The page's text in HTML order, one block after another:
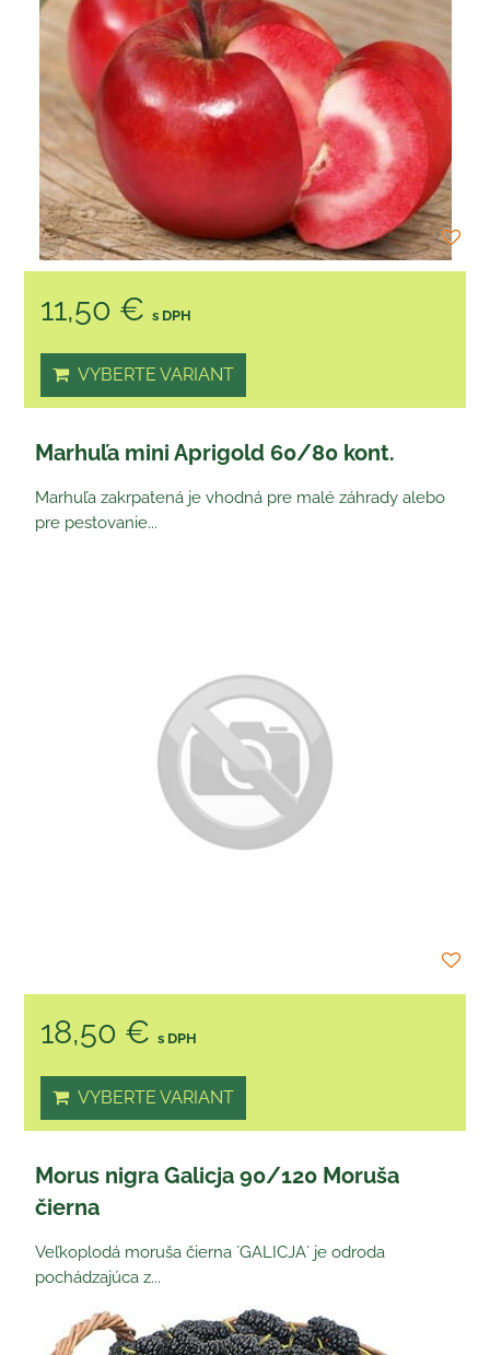
11,50 € s DPH
VYBERTE VARIANT
Marhuľa mini Aprigold 60/80 kont.
Marhuľa zakrpatená je vhodná pre malé záhrady alebo
pre pestovanie...
18,50 € s DPH
VYBERTE VARIANT
Morus nigra Galicja 90/120 Moruša
čierna
Veľkoplodá moruša čierna ´GALICJA´ je odroda
pochádzajúca z...